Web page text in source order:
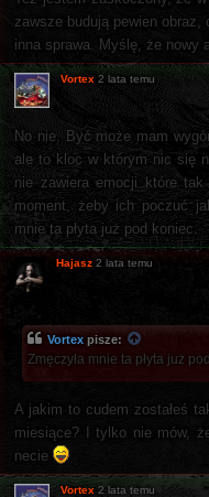
zawsze budują pewien
inna sprawa. Myślę, że nowy
Vortex 2 lata temu
No nie. Być może mam
ale to kloc w którym nic się
nie zawiera emocji które tak
moment, żeby ich poczuć
mnie ta płyta już pod koniec.
Hajasz 2 lata temu
Vortex pisze:
Zmęczyła mnie ta płyta już
A jakim to cudem zostałeś
miesiące? I tylko nie mów,
necie
Vortex 2 lata temu